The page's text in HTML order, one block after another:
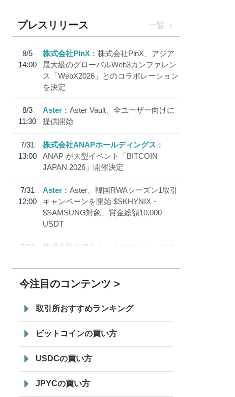
プレスリリース 一覧
8/5
14:00
株式会社PlnX
株式会社PlnX、アジア
最大級のグローバルWeb3カンファレン
ス「WebX2026」とのコラボレーション
を決定
8/3
11:30
Aster
Aster Vault、全ユーザー向けに
提供開始
7/31
13:00
株式会社ANAPホールディングス
ANAP が大型イベント「BITCOIN
JAPAN 2026」開催決定
7/31
12:00
Aster
Aster、韓国RWAシーズン1取引
キャンペーンを開始 $SKHYNIX・
$SAMSUNG対象、賞金総額10,000
USDT
7/30
株式会社モアクト
「モアクト」 のポ
「 JPYC」を追加
19:30
てステーブルコイン「JPYSC」徹底解
説セミナーを開催
今注目のコンテンツ
取引所おすすめランキング
ビットコインの買い方
USDCの買い方
JPYCの買い方